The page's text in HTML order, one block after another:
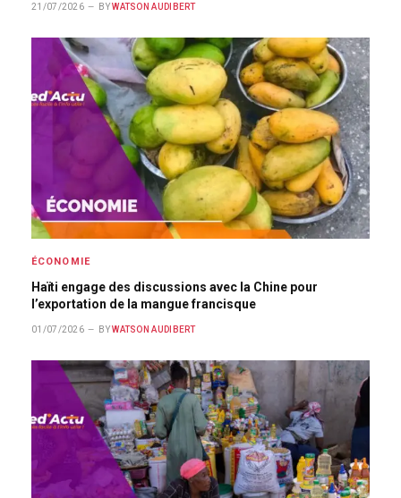
21/07/2026 BY WATSON AUDIBERT
ÉCONOMIE
Haïti engage des discussions avec la Chine pour
l’exportation de la mangue francisque
01/07/2026 BY WATSON AUDIBERT